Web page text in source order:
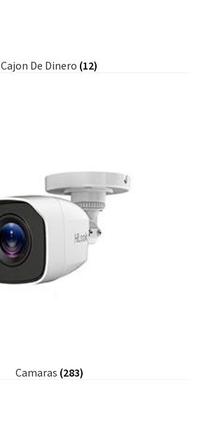
Cajon De Dinero (12)
Camaras (283)